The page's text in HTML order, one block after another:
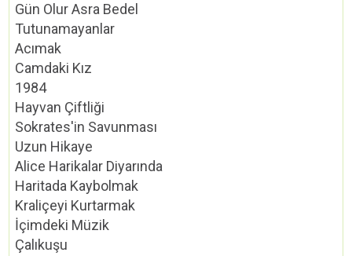
Gün Olur Asra Bedel
Tutunamayanlar
Acımak
Camdaki Kız
1984
Hayvan Çiftliği
Sokrates'in Savunması
Uzun Hikaye
Alice Harikalar Diyarında
Haritada Kaybolmak
Kraliçeyi Kurtarmak
İçimdeki Müzik
Çalıkuşu